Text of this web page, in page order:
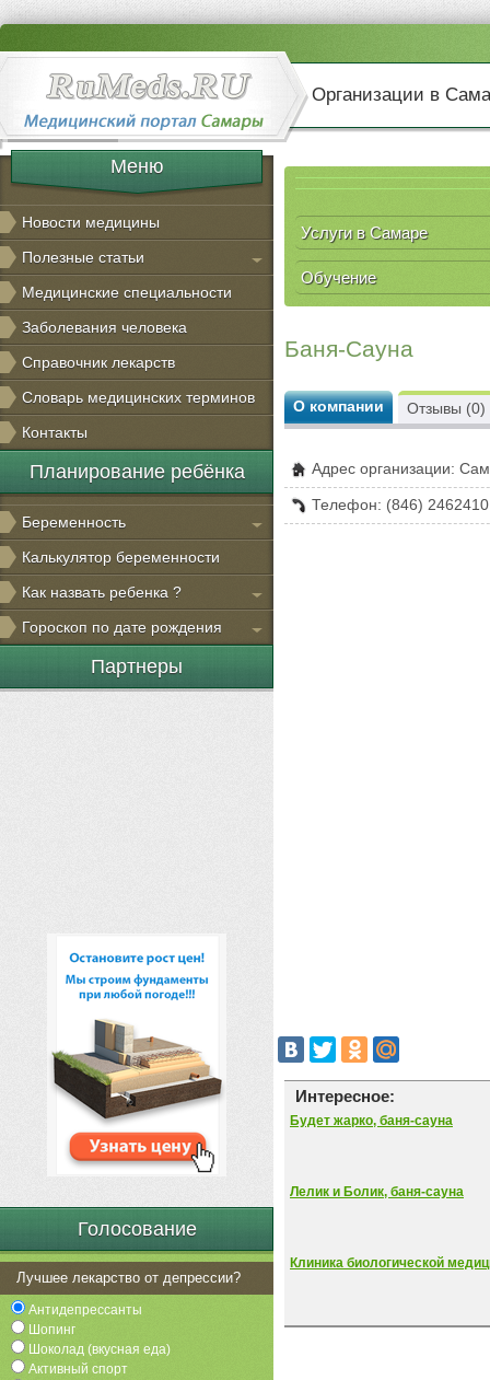
Организации в
Меню
Новости медицины
Полезные статьи
Медицинские специальности
Заболевания человека
Справочник лекарств
Словарь медицинских терминов
Контакты
Планирование ребёнка
Беременность
Калькулятор беременности
Как назвать ребенка ?
Гороскоп по дате рождения
Партнеры
Голосование
Лучшее лекарство от депрессии?
Антидепрессанты
Шопинг
Шоколад (вкусная еда)
Активный спорт
Услуги в Самаре
Обучение
Баня-Сауна
О компании
Адрес организации:
Телефон: (846) 2462410
Отзывы (0)
Интересное:
Будет жарко, баня-сауна
Лелик и Болик, баня-сауна
Клиника биологической